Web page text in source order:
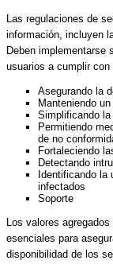
Las regulaciones de
información, incluyen
Deben implementarse
usuarios a cumplir
Asegurando la
Manteniendo
Simplificando
Permitiendo
de no
Fortaleciendo
Detectando
Identificando
infectados
Soporte
Los valores
esenciales para
disponibilidad de los